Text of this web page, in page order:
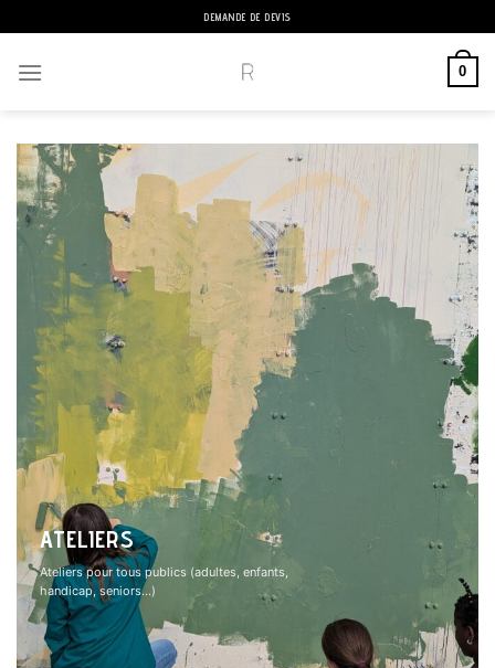
au
contenu
DEMANDE DE DEVIS
0
ATELIERS
Ateliers pour tous publics (adultes, enfants,
handicap, seniors…)